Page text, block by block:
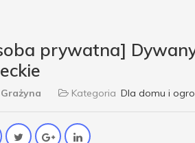
prywatna]
Grażyna Kategoria Dla domu i